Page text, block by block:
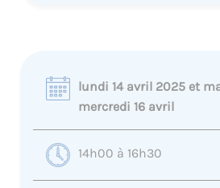
lundi 14 avril 2025 et
mercredi 16 avril
14h00 à 16h30